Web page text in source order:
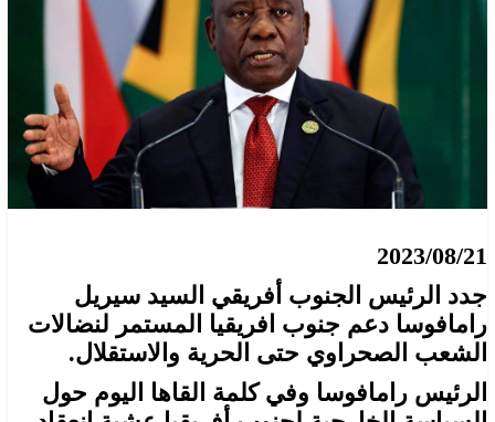
2023/08/21
جدد الرئيس الجنوب أفريقي السيد سيريل
رامافوسا دعم جنوب افريقيا المستمر لنضالات
الشعب الصحراوي حتى الحرية والاستقلال.
الرئيس رامافوسا وفي كلمة القاها اليوم حول